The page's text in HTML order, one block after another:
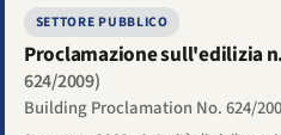
SETTORE PUBBLICO
Proclamazione sull'edilizia
624/2009)
Building Proclamation No. 624/